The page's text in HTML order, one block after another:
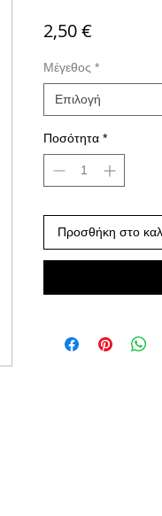
2,50 €
Μέγεθος *
Επιλογή
Ποσότητα *
Προσθήκη στο